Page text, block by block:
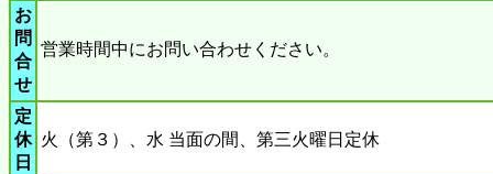
お
問
合
せ
営業時間中にお問い合わせください。
定
休
日
火（第３）、水 当面の間、第三火曜日定休